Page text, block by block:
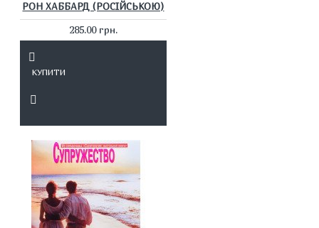
РОН ХАББАРД (РОСІЙСЬКОЮ)
285.00 грн.
КУПИТИ